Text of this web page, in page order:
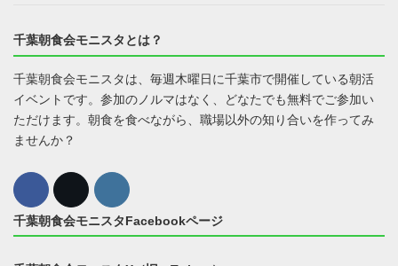
千葉朝食会モニスタとは？
千葉朝食会モニスタは、毎週木曜日に千葉市で開催している朝活
イベントです。参加のノルマはなく、どなたでも無料でご参加い
ただけます。朝食を食べながら、職場以外の知り合いを作ってみ
ませんか？
千葉朝食会モニスタFacebookページ